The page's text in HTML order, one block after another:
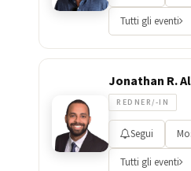
Tutti gli eventi
Jonathan R.
REDNER/-IN
Segui
Tutti gli eventi